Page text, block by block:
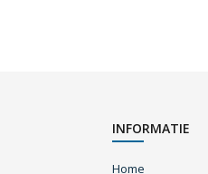
INFORMATIE
Home